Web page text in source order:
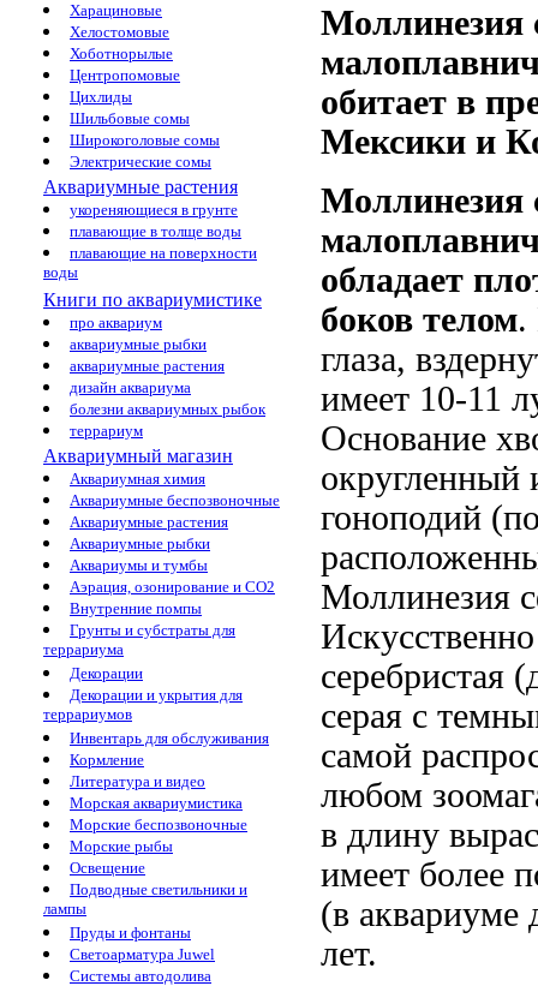
Харациновые
Хелостомовые
Хоботнорылые
Центропомовые
Цихлиды
Шильбовые сомы
Широкоголовые сомы
Электрические сомы
Аквариумные растения
укореняющиеся в грунте
плавающие в толще воды
плавающие на поверхности
воды
Книги по аквариумистике
про аквариум
аквариумные рыбки
аквариумные растения
дизайн аквариума
болезни аквариумных рыбок
террариум
Аквариумный магазин
Аквариумная химия
Аквариумные беспозвоночные
Аквариумные растения
Аквариумные рыбки
Аквариумы и тумбы
Аэрация, озонирование и CO2
Внутренние помпы
Грунты и субстраты для
террариума
Декорации
Декорации и укрытия для
террариумов
Инвентарь для обслуживания
Кормление
Литература и видео
Морская аквариумистика
Морские беспозвоночные
Морские рыбы
Освещение
Подводные светильники и
лампы
Пруды и фонтаны
Светоарматура Juwel
Системы автодолива
Моллинезия
обитает в
Мексики и
Моллинезия
обладает
боков телом.
глаза,
имеет 10-11
Основание
округленный
гоноподий
Моллинезия
серебристая
серая с
самой
любом
в длину
имеет более
(в аквариуме
лет.